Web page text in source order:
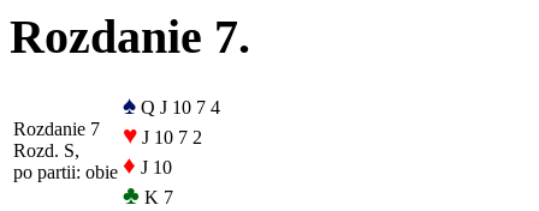
Rozdanie 7.
Rozdanie 7
Rozd. S,
po partii: obie
♠ Q J 10 7 4
♥ J 10 7 2
♦ J 10
♣ K 7